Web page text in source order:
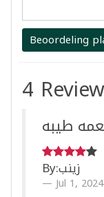
Beoordeling
4
طيبه
By:زينب
Jul 1,